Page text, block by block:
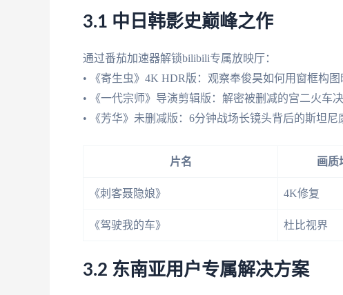
3.1 中日韩影史巅峰之作
通过番茄加速器解锁bilibili专属放映厅：
• 《寄生虫》4K HDR版：观察奉俊昊如何用窗框构图
• 《一代宗师》导演剪辑版：解密被删减的宫二火车
• 《芳华》未删减版：6分钟战场长镜头背后的斯坦尼
片名 画质
《刺客聂隐娘》 4K修复
《驾驶我的车》 杜比视界
3.2 东南亚用户专属解决方案